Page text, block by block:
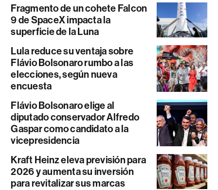
Fragmento de un cohete Falcon
9 de SpaceX impacta la
superficie de la Luna
Lula reduce su ventaja sobre
Flávio Bolsonaro rumbo a las
elecciones, según nueva
encuesta
Flávio Bolsonaro elige al
diputado conservador Alfredo
Gaspar como candidato a la
vicepresidencia
Kraft Heinz eleva previsión para
2026 y aumenta su inversión
para revitalizar sus marcas